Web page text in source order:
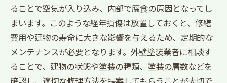
ることで空気が入り込み、内部で腐食の原因となってし
まいます。このような経年損傷は放置しておくと、修繕
費用や建物の寿命に大きな影響を与えるため、定期的な
メンテナンスが必要となります。外壁塗装業者に相談す
ることで、建物の状態や塗装の種類、塗装の層数などを